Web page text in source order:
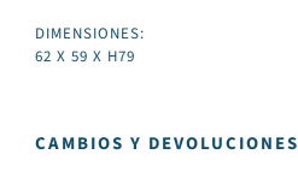
DIMENSIONES:
62 X 59 X H79
CAMBIOS Y DEVOLUCIONES